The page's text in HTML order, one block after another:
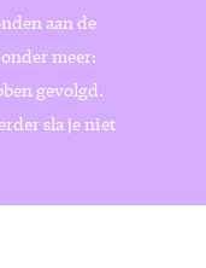
aan de
meer:
gevolgd.
sla je niet